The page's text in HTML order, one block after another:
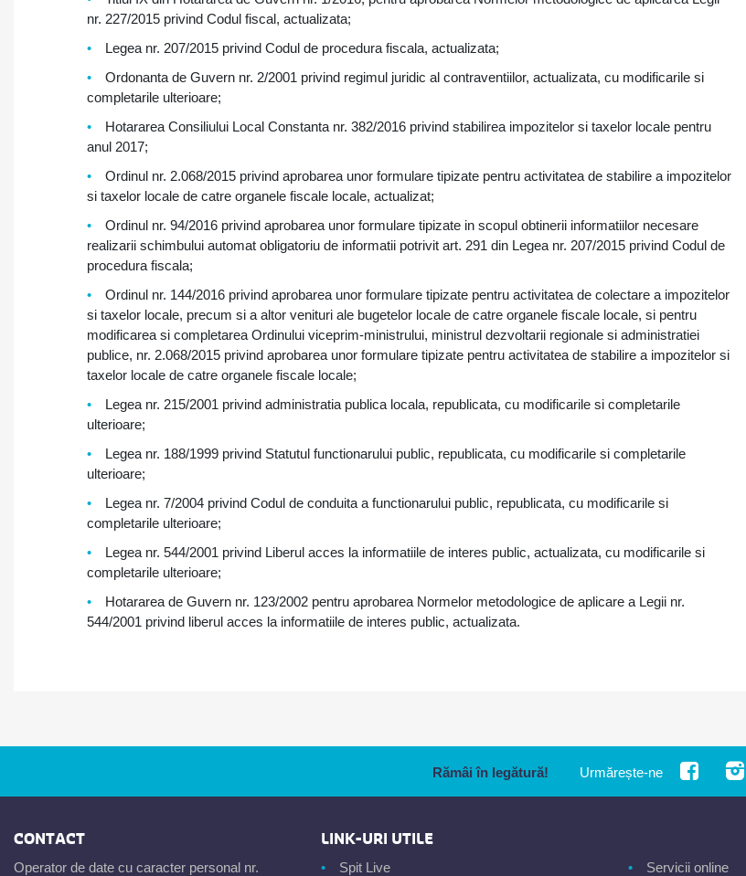
nr. 227/2015 privind Codul fiscal, actualizata;
Legea nr. 207/2015 privind Codul de procedura fiscala, actualizata;
Ordonanta de Guvern nr. 2/2001 privind regimul juridic al contraventiilor, actualizata, cu modificarile si
completarile ulterioare;
Hotararea Consiliului Local Constanta nr. 382/2016 privind stabilirea impozitelor si taxelor locale pentru
anul 2017;
Ordinul nr. 2.068/2015 privind aprobarea unor formulare tipizate pentru activitatea de stabilire a impozitelor
si taxelor locale de catre organele fiscale locale, actualizat;
Ordinul nr. 94/2016 privind aprobarea unor formulare tipizate in scopul obtinerii informatiilor necesare
realizarii schimbului automat obligatoriu de informatii potrivit art. 291 din Legea nr. 207/2015 privind Codul de
procedura fiscala;
Ordinul nr. 144/2016 privind aprobarea unor formulare tipizate pentru activitatea de colectare a impozitelor
si taxelor locale, precum si a altor venituri ale bugetelor locale de catre organele fiscale locale, si pentru
modificarea si completarea Ordinului viceprim-ministrului, ministrul dezvoltarii regionale si administratiei
publice, nr. 2.068/2015 privind aprobarea unor formulare tipizate pentru activitatea de stabilire a impozitelor si
taxelor locale de catre organele fiscale locale;
Legea nr. 215/2001 privind administratia publica locala, republicata, cu modificarile si completarile
ulterioare;
Legea nr. 188/1999 privind Statutul functionarului public, republicata, cu modificarile si completarile
ulterioare;
Legea nr. 7/2004 privind Codul de conduita a functionarului public, republicata, cu modificarile si
completarile ulterioare;
Legea nr. 544/2001 privind Liberul acces la informatiile de interes public, actualizata, cu modificarile si
completarile ulterioare;
Hotararea de Guvern nr. 123/2002 pentru aprobarea Normelor metodologice de aplicare a Legii nr.
544/2001 privind liberul acces la informatiile de interes public, actualizata.
Rămâi în legătură! Urmărește-ne
CONTACT
Operator de date cu caracter personal nr.
LINK-URI UTILE
Spit Live Servicii online